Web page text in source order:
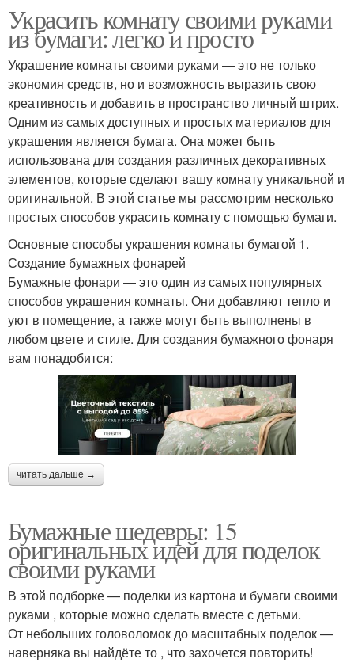
Украсить комнату своими руками
из бумаги: легко и просто
Украшение комнаты своими руками — это не только
экономия средств, но и возможность выразить свою
креативность и добавить в пространство личный штрих.
Одним из самых доступных и простых материалов для
украшения является бумага. Она может быть
использована для создания различных декоративных
элементов, которые сделают вашу комнату уникальной и
оригинальной. В этой статье мы рассмотрим несколько
простых способов украсить комнату с помощью бумаги.
Основные способы украшения комнаты бумагой 1.
Создание бумажных фонарей
Бумажные фонари — это один из самых популярных
способов украшения комнаты. Они добавляют тепло и
уют в помещение, а также могут быть выполнены в
любом цвете и стиле. Для создания бумажного фонаря
вам понадобится:
читать дальше →
Бумажные шедевры: 15
оригинальных идей для поделок
своими руками
В этой подборке — поделки из картона и бумаги своими
руками , которые можно сделать вместе с детьми.
От небольших головоломок до масштабных поделок —
наверняка вы найдёте то , что захочется повторить!